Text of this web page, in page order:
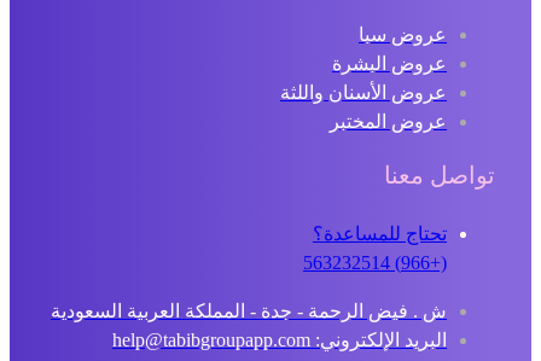
عروض سبا
عروض البشرة
عروض الأسنان واللثة
عروض المختبر
تواصل معنا
تحتاج للمساعدة؟
ش . فيض الرحمة - جدة - المملكة العربية السعودية
البريد الإلكتروني: help@tabibgroupapp.com